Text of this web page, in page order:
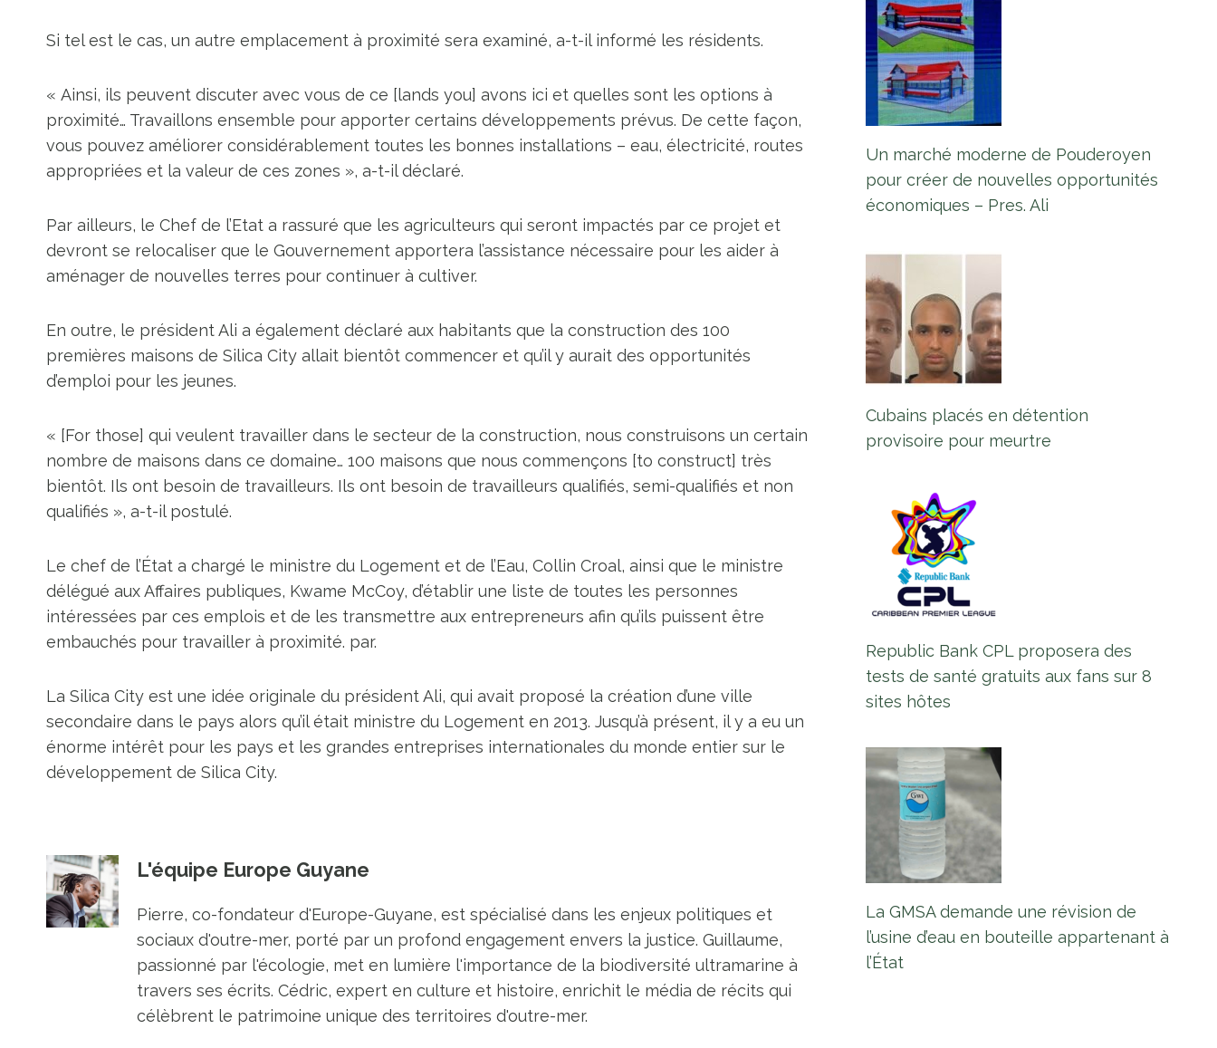
Si tel est le cas, un autre emplacement à proximité sera examiné, a-t-il informé les résidents.
« Ainsi, ils peuvent discuter avec vous de ce [lands you] avons ici et quelles sont les options à
proximité… Travaillons ensemble pour apporter certains développements prévus. De cette façon,
vous pouvez améliorer considérablement toutes les bonnes installations – eau, électricité, routes
appropriées et la valeur de ces zones », a-t-il déclaré.
Par ailleurs, le Chef de l’Etat a rassuré que les agriculteurs qui seront impactés par ce projet et
devront se relocaliser que le Gouvernement apportera l’assistance nécessaire pour les aider à
aménager de nouvelles terres pour continuer à cultiver.
En outre, le président Ali a également déclaré aux habitants que la construction des 100
premières maisons de Silica City allait bientôt commencer et qu’il y aurait des opportunités
d’emploi pour les jeunes.
« [For those] qui veulent travailler dans le secteur de la construction, nous construisons un certain
nombre de maisons dans ce domaine… 100 maisons que nous commençons [to construct] très
bientôt. Ils ont besoin de travailleurs. Ils ont besoin de travailleurs qualifiés, semi-qualifiés et non
qualifiés », a-t-il postulé.
Le chef de l’État a chargé le ministre du Logement et de l’Eau, Collin Croal, ainsi que le ministre
délégué aux Affaires publiques, Kwame McCoy, d’établir une liste de toutes les personnes
intéressées par ces emplois et de les transmettre aux entrepreneurs afin qu’ils puissent être
embauchés pour travailler à proximité. par.
La Silica City est une idée originale du président Ali, qui avait proposé la création d’une ville
secondaire dans le pays alors qu’il était ministre du Logement en 2013. Jusqu’à présent, il y a eu un
énorme intérêt pour les pays et les grandes entreprises internationales du monde entier sur le
développement de Silica City.
L'équipe Europe Guyane
Pierre, co-fondateur d'Europe-Guyane, est spécialisé dans les enjeux politiques et
sociaux d'outre-mer, porté par un profond engagement envers la justice. Guillaume,
passionné par l'écologie, met en lumière l'importance de la biodiversité ultramarine à
travers ses écrits. Cédric, expert en culture et histoire, enrichit le média de récits qui
célèbrent le patrimoine unique des territoires d'outre-mer.
Un marché moderne de Pouderoyen
pour créer de nouvelles opportunités
économiques – Pres. Ali
Cubains placés en détention
provisoire pour meurtre
Republic Bank CPL proposera des
tests de santé gratuits aux fans sur 8
sites hôtes
La GMSA demande une révision de
l’usine d’eau en bouteille appartenant à
l’État